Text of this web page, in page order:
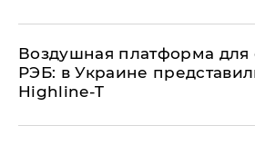
Воздушная платформа для
РЭБ: в Украине
Highline-T